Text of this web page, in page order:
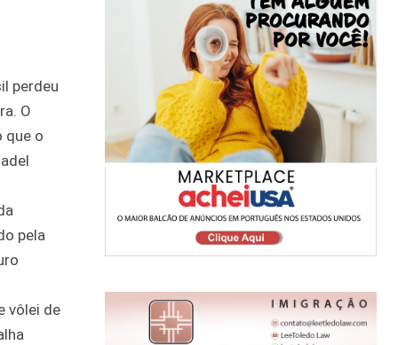
perdeu
O
que o
pela
vôlei de